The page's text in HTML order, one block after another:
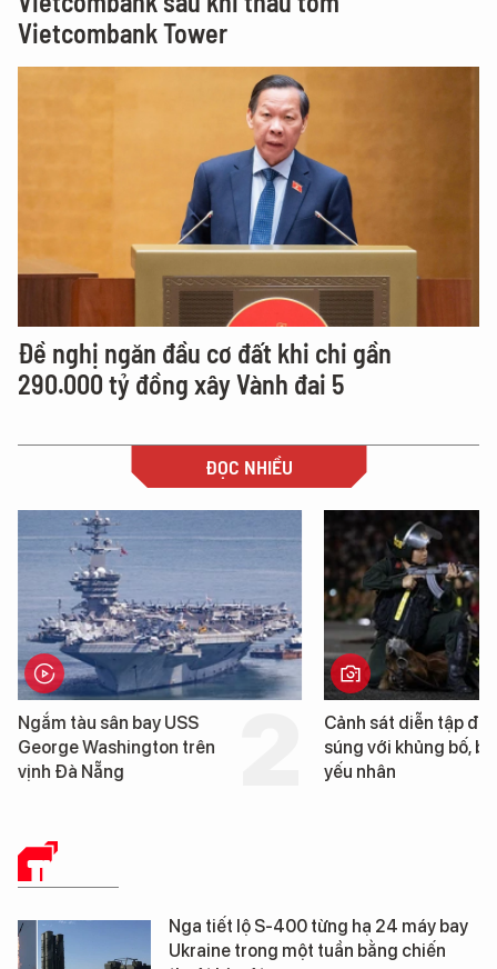
Vietcombank Tower
Đề nghị ngăn đầu cơ đất khi chi gần
290.000 tỷ đồng xây Vành đai 5
ĐỌC NHIỀU
Cảnh sát diễn tập đấu
súng với khủng bố, bảo vệ
yếu nhân
Cận cảnh chiến hạm
tống tàu sân bay USS
George Washington
THẾ GIỚI
Nga tiết lộ S-400 từng hạ 24 máy bay
Ukraine trong một tuần bằng chiến